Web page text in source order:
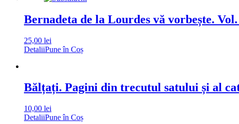
Bernadeta de la Lourdes vă vorbește.
25,00 lei
DetaliiPune în Coș
Bălțați. Pagini din trecutul satului și al
10,00 lei
DetaliiPune în Coș